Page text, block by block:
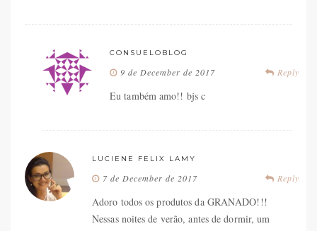
CONSUELOBLOG
Reply
9 de December de 2017
Eu também amo!! bjs c
LUCIENE FELIX LAMY
Reply
7 de December de 2017
Adoro todos os produtos da GRANADO!!!
Nessas noites de verão, antes de dormir, um